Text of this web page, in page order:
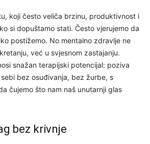
koji često veliča brzinu, produktivnost i
si dopuštamo stati. Često vjerujemo da
postižemo. No mentalno zdravlje ne
već u svjesnom zastajanju.
snažan terapijski potencijal: poziva
bez osuđivanja, bez žurbe, s
čujemo što nam naš unutarnji glas
bez krivnje